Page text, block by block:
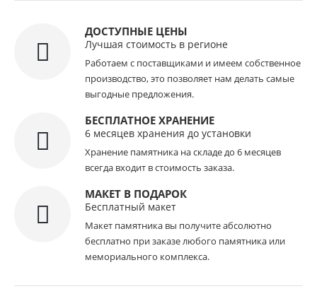
ДОСТУПНЫЕ ЦЕНЫ
Лучшая стоимость в регионе
Работаем с поставщиками и имеем собственное
производство, это позволяет нам делать самые
выгодные предложения.
БЕСПЛАТНОЕ ХРАНЕНИЕ
6 месяцев хранения до установки
Хранение памятника на складе до 6 месяцев
всегда входит в стоимость заказа.
МАКЕТ В ПОДАРОК
Бесплатный макет
Макет памятника вы получите абсолютно
бесплатно при заказе любого памятника или
мемориального комплекса.